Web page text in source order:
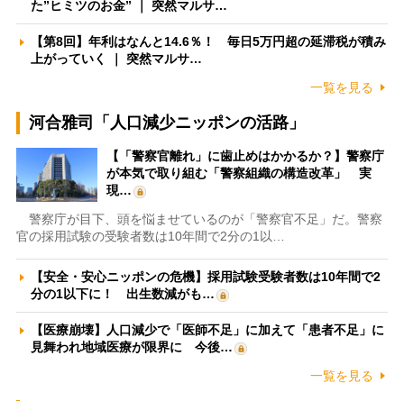
た”ヒミツのお金” ｜ 突然マルサ…
【第8回】年利はなんと14.6％！ 毎日5万円超の延滞税が積み
上がっていく ｜ 突然マルサ…
一覧を見る
河合雅司「人口減少ニッポンの活路」
【「警察官離れ」に歯止めはかかるか？】警察庁
が本気で取り組む「警察組織の構造改革」 実
現…
警察庁が目下、頭を悩ませているのが「警察官不足」だ。警察
官の採用試験の受験者数は10年間で2分の1以…
【安全・安心ニッポンの危機】採用試験受験者数は10年間で2
分の1以下に！ 出生数減がも…
【医療崩壊】人口減少で「医師不足」に加えて「患者不足」に
見舞われ地域医療が限界に 今後…
一覧を見る